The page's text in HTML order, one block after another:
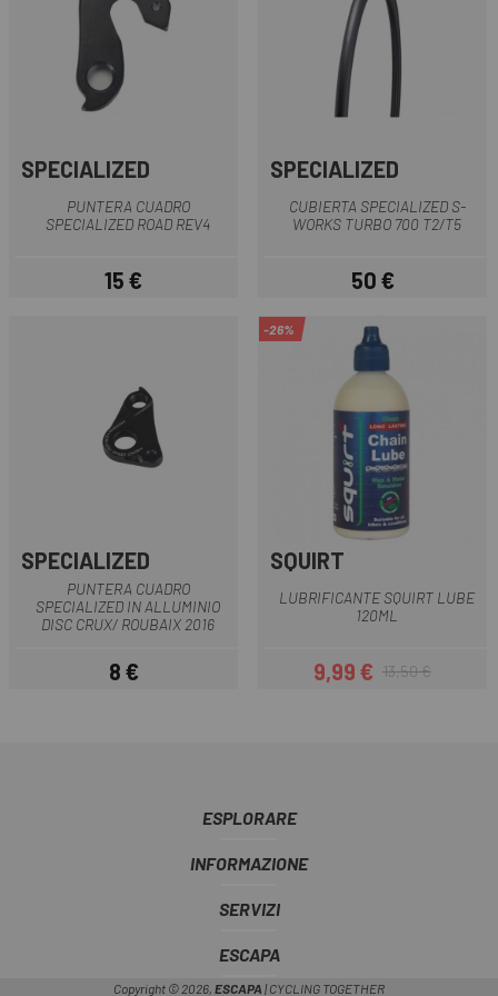
SPECIALIZED
PUNTERA CUADRO
SPECIALIZED ROAD REV4
Prezzo
15 €
SPECIALIZED
CUBIERTA SPECIALIZED S-
WORKS TURBO 700 T2/T5
Prezzo
50 €
SPECIALIZED
PUNTERA CUADRO
SPECIALIZED IN ALLUMINIO
DISC CRUX/ ROUBAIX 2016
Prezzo
8 €
-26%
SQUIRT
LUBRIFICANTE SQUIRT LUBE
120ML
Prezzo
9,99 €Prezzo base
13,50 €
ESPLORARE
INFORMAZIONE
SERVIZI
ESCAPA
Copyright © 2026, ESCAPA | CYCLING TOGETHER